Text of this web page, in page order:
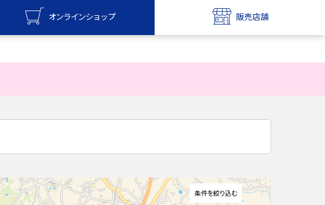
オンラインショップ 販売店舗
オンラインショップ 販売店舗
条件を絞り込む